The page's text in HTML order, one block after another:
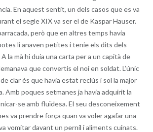
En aquest sentit, un dels casos que es va
el segle XIX va ser el de Kaspar Hauser.
però que en altres temps havia
li anaven petites i tenie els dits dels
la mà hi duia una carta per a un capità de
que convertis el noi en soldat. L’únic
clar és que havia estat reclús i sol la major
Amb poques setmanes ja havia adquirit la
se amb fluïdesa. El seu desconeixement
va prendre força quan va voler agafar una
vomitar davant un pernil i aliments cuinats.